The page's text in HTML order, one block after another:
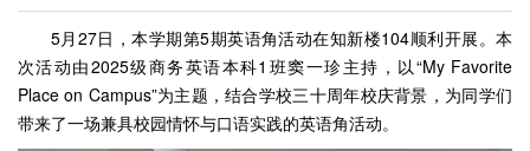
5月27日，本学期第5期英语角活动在知新楼104顺利开展。本
次活动由2025级商务英语本科1班窦一珍主持，以“My Favorite
Place on Campus”为主题，结合学校三十周年校庆背景，为同学们
带来了一场兼具校园情怀与口语实践的英语角活动。